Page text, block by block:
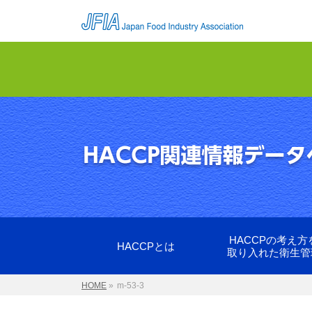
HACCPとは
HACCPの考え方
取り入れた衛生管
HOME » m-53-3